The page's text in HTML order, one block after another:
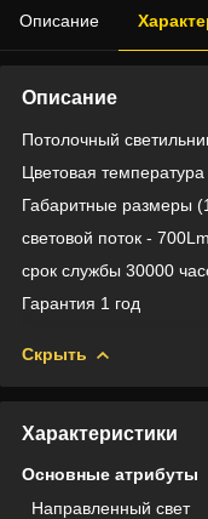
Описание
Описание
Потолочный
Цветовая температура
Габаритные размеры
световой поток - 700Lm
срок службы 30000
Гарантия 1 год
Скрыть
Характеристики
Основные атрибуты
Направленный свет